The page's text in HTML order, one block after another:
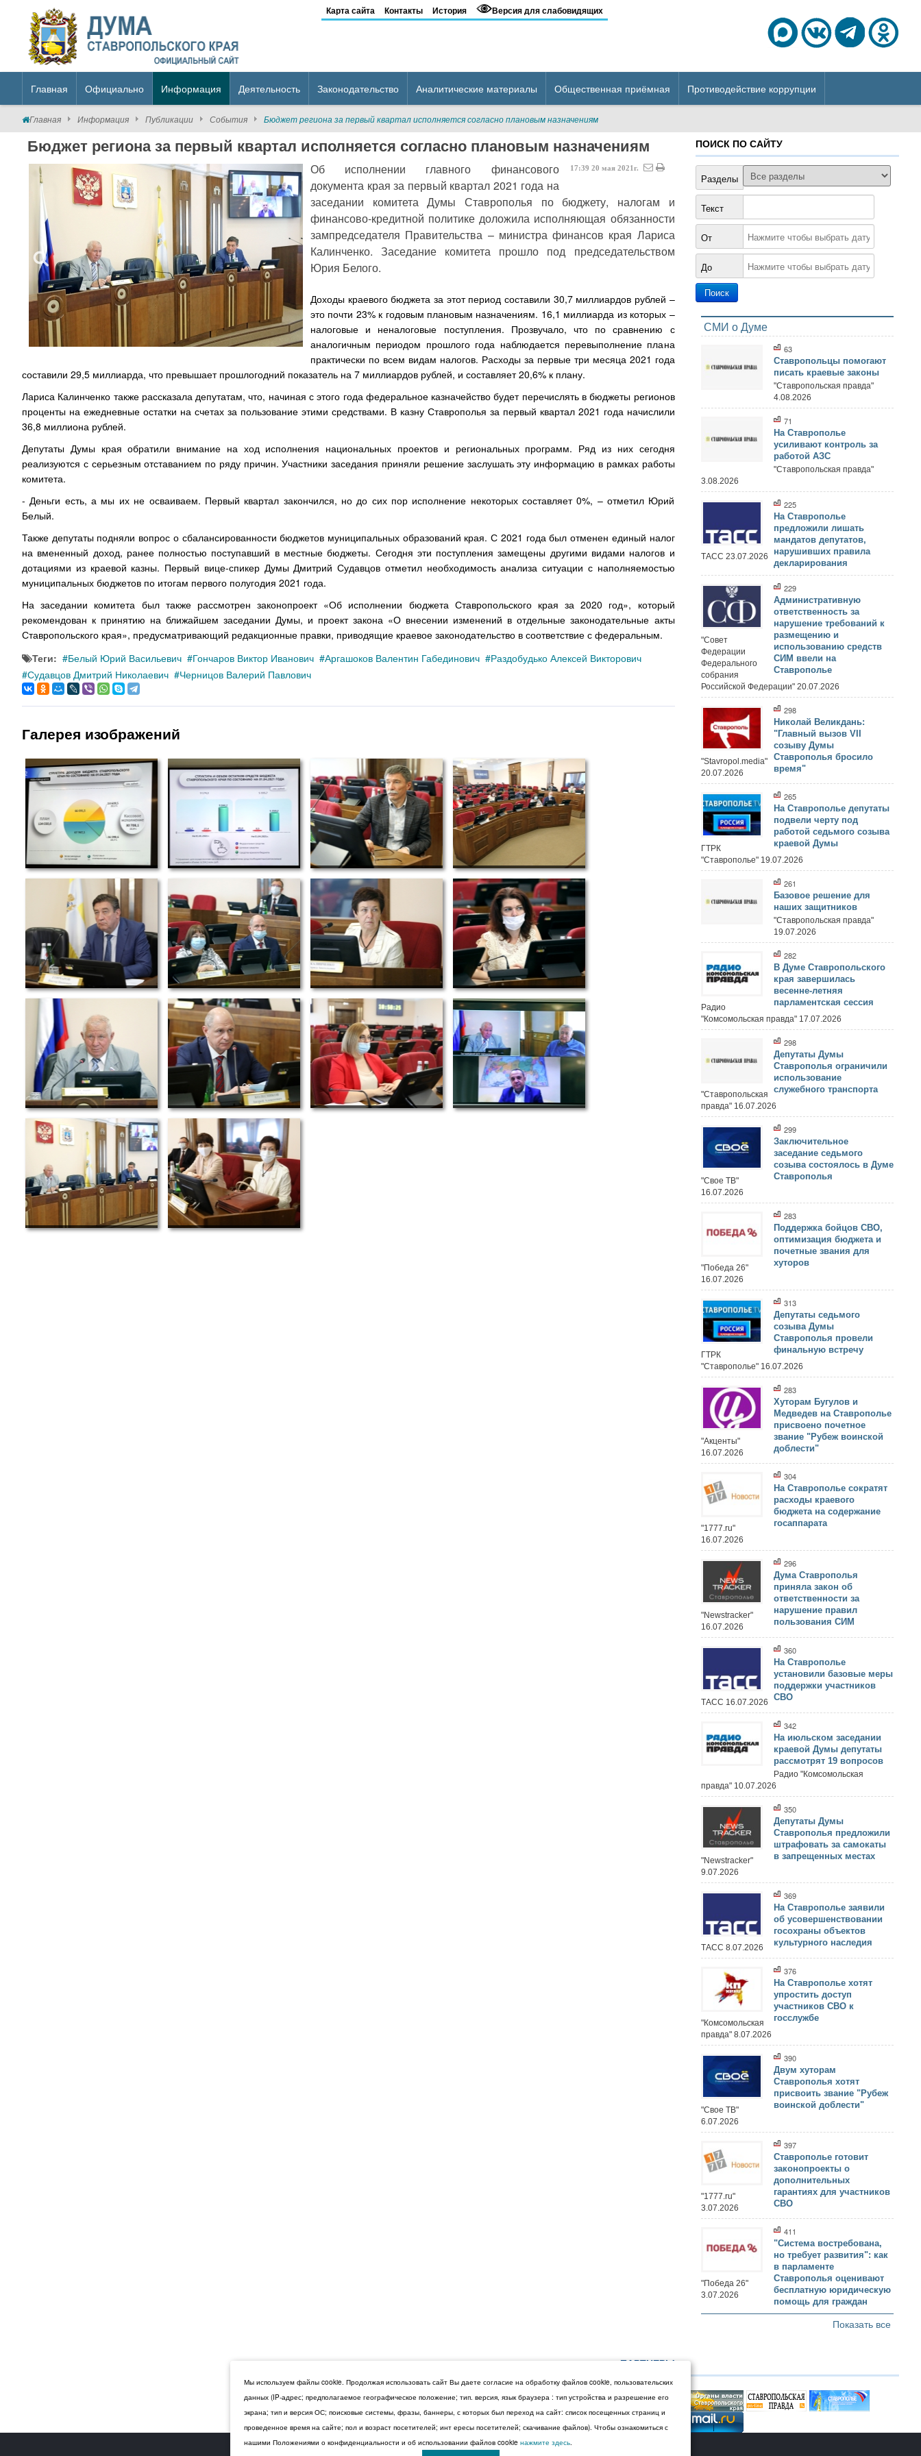
Карта сайта Контакты История Версия для слабовидящих
Главная Официально Информация Деятельность Законодательство Аналитические материалы Общественная приёмная Противодействие коррупции
Главная Информация Публикации События Бюджет региона за первый квартал исполняется согласно плановым назначениям
Бюджет региона за первый квартал исполняется согласно плановым назначениям
17:39 20 мая 2021г.
Об исполнении главного финансового
документа края за первый квартал 2021 года на
заседании комитета Думы Ставрополья по бюджету, налогам и
финансово-кредитной политике доложила исполняющая обязанности
зампредседателя Правительства – министра финансов края Лариса
Калинченко. Заседание комитета прошло под председательством
Юрия Белого.
Доходы краевого бюджета за этот период составили 30,7 миллиардов рублей –
это почти 23% к годовым плановым назначениям. 16,1 миллиарда из которых –
налоговые и неналоговые поступления. Прозвучало, что по сравнению с
аналогичным периодом прошлого года наблюдается перевыполнение плана
практически по всем видам налогов. Расходы за первые три месяца 2021 года
составили 29,5 миллиарда, что превышает прошлогодний показатель на 7 миллиардов рублей, и составляет 20,6% к плану.
Лариса Калинченко также рассказала депутатам, что, начиная с этого года федеральное казначейство будет перечислять в бюджеты регионов
проценты на ежедневные остатки на счетах за пользование этими средствами. В казну Ставрополья за первый квартал 2021 года начислили
36,8 миллиона рублей.
Депутаты Думы края обратили внимание на ход исполнения национальных проектов и региональных программ. Ряд из них сегодня
реализуются с серьезным отставанием по ряду причин. Участники заседания приняли решение заслушать эту информацию в рамках работы
комитета.
- Деньги есть, а мы их не осваиваем. Первый квартал закончился, но до сих пор исполнение некоторых составляет 0%, – отметил Юрий
Белый.
Также депутаты подняли вопрос о сбалансированности бюджетов муниципальных образований края. С 2021 года был отменен единый налог
на вмененный доход, ранее полностью поступавший в местные бюджеты. Сегодня эти поступления замещены другими видами налогов и
дотациями из краевой казны. Первый вице-спикер Думы Дмитрий Судавцов отметил необходимость анализа ситуации с наполняемостью
муниципальных бюджетов по итогам первого полугодия 2021 года.
На заседании комитета был также рассмотрен законопроект «Об исполнении бюджета Ставропольского края за 2020 год», который
рекомендован к принятию на ближайшем заседании Думы, и проект закона «О внесении изменений в отдельные законодательные акты
Ставропольского края», предусматривающий редакционные правки, приводящие краевое законодательство в соответствие с федеральным.
Теги:
Белый Юрий Васильевич Гончаров Виктор Иванович Аргашоков Валентин Габединович
Раздобудько Алексей Викторович
Судавцов Дмитрий Николаевич
Черницов Валерий Павлович
Галерея изображений
ПОИСК ПО САЙТУ
Разделы
Текст
От
До
СМИ о Думе
63
Ставропольцы помогают
писать краевые законы
"Ставропольская правда"
4.08.2026
71
На Ставрополье
усиливают контроль за
работой АЗС
"Ставропольская правда"
3.08.2026
225
На Ставрополье
предложили лишать
мандатов депутатов,
нарушивших правила
декларирования
ТАСС 23.07.2026
229
Административную
ответственность за
нарушение требований к
размещению и
использованию средств
СИМ ввели на
Ставрополье
"Совет
Федерации
Федерального
собрания
Российской Федерации" 20.07.2026
298
Николай Великдань:
"Главный вызов VII
созыву Думы
Ставрополья бросило
время"
"Stavropol.media"
20.07.2026
265
На Ставрополье депутаты
подвели черту под
работой седьмого созыва
краевой Думы
ГТРК
"Ставрополье" 19.07.2026
261
Базовое решение для
наших защитников
"Ставропольская правда"
19.07.2026
282
В Думе Ставропольского
края завершилась
весенне-летняя
парламентская сессия
Радио
"Комсомольская правда" 17.07.2026
298
Депутаты Думы
Ставрополья ограничили
использование
служебного транспорта
"Ставропольская
правда" 16.07.2026
299
Заключительное
заседание седьмого
созыва состоялось в Думе
Ставрополья
"Свое ТВ"
16.07.2026
283
Поддержка бойцов СВО,
оптимизация бюджета и
почетные звания для
хуторов
"Победа 26"
16.07.2026
313
Депутаты седьмого
созыва Думы
Ставрополья провели
финальную встречу
ГТРК
"Ставрополье" 16.07.2026
283
Хуторам Бугулов и
Медведев на Ставрополье
присвоено почетное
звание "Рубеж воинской
доблести"
"Акценты"
16.07.2026
304
На Ставрополье сократят
расходы краевого
бюджета на содержание
госаппарата
"1777.ru"
16.07.2026
296
Дума Ставрополья
приняла закон об
ответственности за
нарушение правил
пользования СИМ
"Newstracker"
16.07.2026
360
На Ставрополье
установили базовые меры
поддержки участников
СВО
ТАСС 16.07.2026
342
На июльском заседании
краевой Думы депутаты
рассмотрят 19 вопросов
Радио "Комсомольская
правда" 10.07.2026
350
Депутаты Думы
Ставрополья предложили
штрафовать за самокаты
в запрещенных местах
"Newstracker"
9.07.2026
369
На Ставрополье заявили
об усовершенствовании
госохраны объектов
культурного наследия
ТАСС 8.07.2026
376
На Ставрополье хотят
упростить доступ
участников СВО к
госслужбе
"Комсомольская
правда" 8.07.2026
390
Двум хуторам
Ставрополья хотят
присвоить звание "Рубеж
воинской доблести"
"Свое ТВ"
6.07.2026
397
Ставрополье готовит
законопроекты о
дополнительных
гарантиях для участников
СВО
"1777.ru"
3.07.2026
411
"Система востребована,
но требует развития": как
в парламенте
Ставрополья оценивают
бесплатную юридическую
помощь для граждан
"Победа 26"
3.07.2026
Показать все
ПАРТНЕРЫ
© 2026 Дума Ставропольского края.
Мы используем файлы cookie. Продолжая использовать сайт Вы даете согласие на обработку файлов cookie, пользовательских
данных (IP-адрес; предполагаемое географическое положение; тип. версия, язык браузера : тип устройства и разрешение его
экрана; тип и версия ОС; поисковые системы, фразы, баннеры, с которых был переход на сайт: список посещенных страниц и
проведенное время на сайте; пол и возраст посетителей; инт ересы посетителей; скачивание файлов). Чтобы ознакомиться с
нашими Положениями о конфиденциальности и об использовании файлов cookie нажмите здесь.